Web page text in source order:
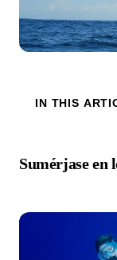
IN THIS
Sumérjase en